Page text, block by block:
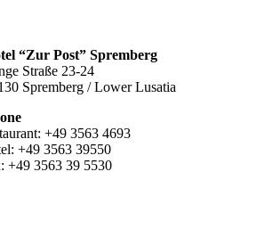
“Zur Post” Spremberg
Straße 23-24
Spremberg / Lower Lusatia
+49 3563 4693
+49 3563 39550
+49 3563 39 5530